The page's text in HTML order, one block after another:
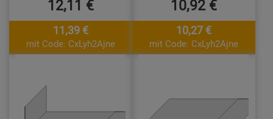
12,11 €
11,39 €
mit Code: CxLyh2Ajne
10,92 €
10,27 €
mit Code: CxLyh2Ajne